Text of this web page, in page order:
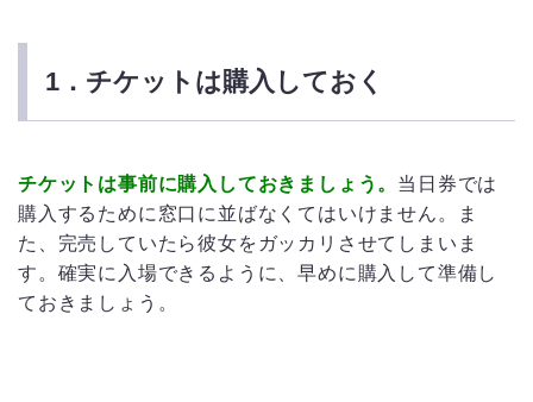
1．チケットは購入しておく
チケットは事前に購入しておきましょう。 当日券では
購入するために窓口に並ばなくてはいけません。ま
た、完売していたら彼女をガッカリさせてしまいま
す。確実に入場できるように、早めに購入して準備し
ておきましょう。